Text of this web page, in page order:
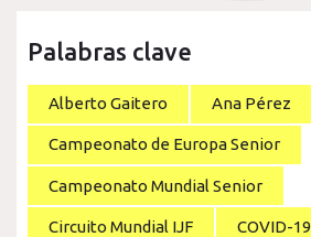
Palabras clave
Alberto Gaitero Ana Pérez
Campeonato de Europa Senior
Campeonato Mundial Senior
Circuito Mundial IJF COVID-19